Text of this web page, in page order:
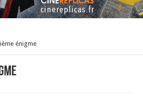
énigme